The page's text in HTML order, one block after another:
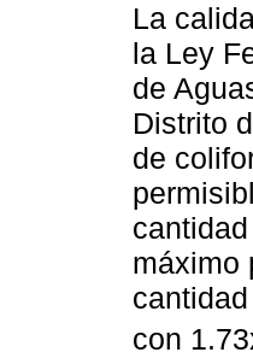
La
la Ley
de
Distrito
de
máximo
con